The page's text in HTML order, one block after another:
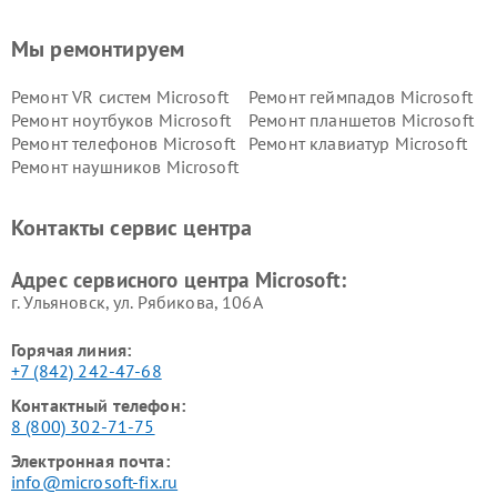
Мы ремонтируем
Ремонт VR систем Microsoft
Ремонт геймпадов Microsoft
Ремонт ноутбуков Microsoft
Ремонт планшетов Microsoft
Ремонт телефонов Microsoft
Ремонт клавиатур Microsoft
Ремонт наушников Microsoft
Контакты сервис центра
Адрес сервисного центра Microsoft:
г. Ульяновск, ул. Рябикова, 106А
Горячая линия:
+7 (842) 242-47-68
Контактный телефон:
8 (800) 302-71-75
Электронная почта:
info@microsoft-fix.ru